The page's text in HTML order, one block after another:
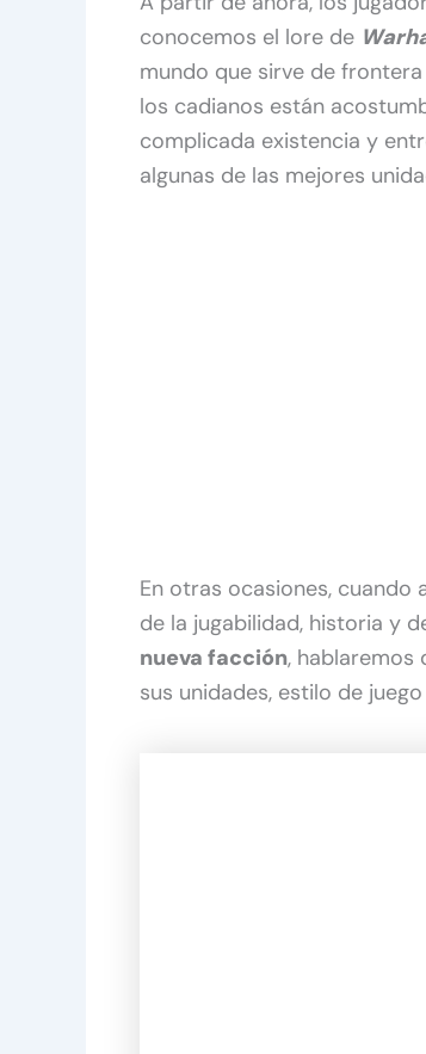
conocemos el lore de
mundo que sirve de
los cadianos están
complicada existencia y
algunas de las mejores
En otras ocasiones, cuando
de la jugabilidad, historia y
nueva facción, hablaremos
sus unidades, estilo de